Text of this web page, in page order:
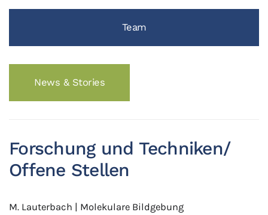
Team
News & Stories
Forschung und Techniken/
Offene Stellen
M. Lauterbach | Molekulare Bildgebung